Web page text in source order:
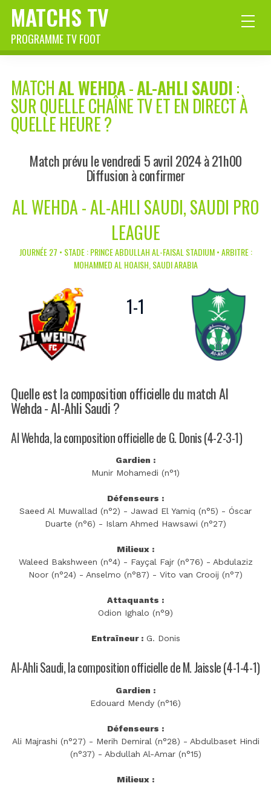
MATCHS TV
PROGRAMME TV FOOT
MATCHAL WEHDA-AL-AHLI SAUDI:
SUR QUELLE CHAÎNE TV ET EN DIRECT À
QUELLE HEURE ?
Match prévu le vendredi 5 avril 2024 à 21h00
Diffusion à confirmer
AL WEHDA - AL-AHLI SAUDI, SAUDI PRO
LEAGUE
JOURNÉE 27 • STADE : PRINCE ABDULLAH AL-FAISAL STADIUM • ARBITRE :
MOHAMMED AL HOAISH, SAUDI ARABIA
1-1
Quelle est la composition officielle du match Al
Wehda - Al-Ahli Saudi ?
Al Wehda, la composition officielle de G. Donis (4-2-3-1)
Gardien :
Munir Mohamedi (n°1)
Défenseurs :
Saeed Al Muwallad (n°2) - Jawad El Yamiq (n°5) - Óscar
Duarte (n°6) - Islam Ahmed Hawsawi (n°27)
Milieux :
Waleed Bakshween (n°4) - Fayçal Fajr (n°76) - Abdulaziz
Noor (n°24) - Anselmo (n°87) - Vito van Crooij (n°7)
Attaquants :
Odion Ighalo (n°9)
Entraîneur :G. Donis
Al-Ahli Saudi, la composition officielle de M. Jaissle (4-1-4-1)
Gardien :
Edouard Mendy (n°16)
Défenseurs :
Ali Majrashi (n°27) - Merih Demiral (n°28) - Abdulbaset Hindi
(n°37) - Abdullah Al-Amar (n°15)
Milieux :